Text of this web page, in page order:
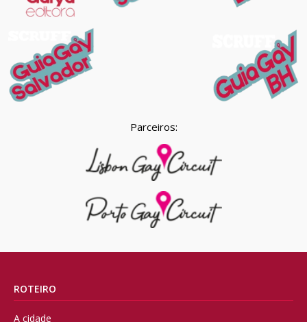
Parceiros:
ROTEIRO
A cidade